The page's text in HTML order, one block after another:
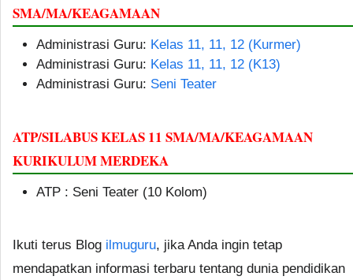
SMA/MA/KEAGAMAAN
Administrasi Guru: Kelas 11, 11, 12 (Kurmer)
Administrasi Guru: Kelas 11, 11, 12 (K13)
Administrasi Guru: Seni Teater
ATP/SILABUS KELAS 11 SMA/MA/KEAGAMAAN
KURIKULUM MERDEKA
ATP : Seni Teater (10 Kolom)
Ikuti terus Blog ilmuguru, jika Anda ingin tetap
mendapatkan informasi terbaru tentang dunia pendidikan